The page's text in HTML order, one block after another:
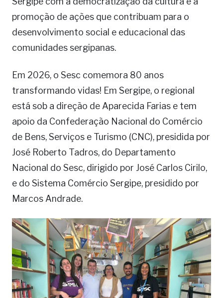
promoção de ações que contribuam para o
desenvolvimento social e educacional das
comunidades sergipanas.
Em 2026, o Sesc comemora 80 anos
transformando vidas! Em Sergipe, o regional
está sob a direção de Aparecida Farias e tem
apoio da Confederação Nacional do Comércio
de Bens, Serviços e Turismo (CNC), presidida por
José Roberto Tadros, do Departamento
Nacional do Sesc, dirigido por José Carlos Cirilo,
e do Sistema Comércio Sergipe, presidido por
Marcos Andrade.